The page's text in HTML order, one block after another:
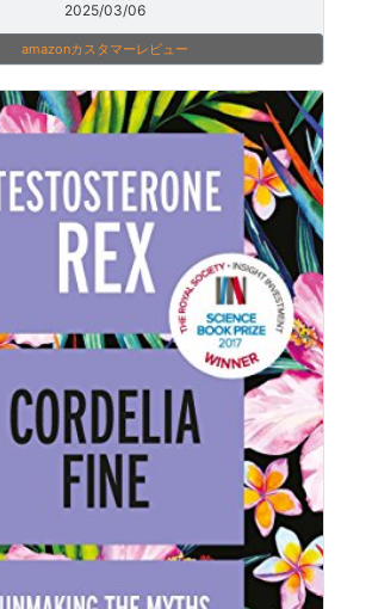
2025/03/06
amazonカスタマーレビュー